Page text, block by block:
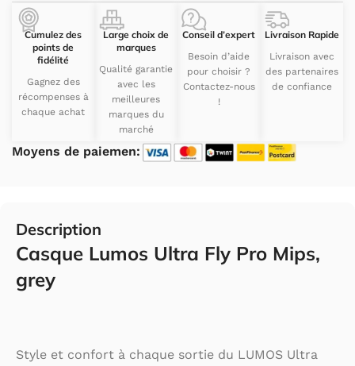
Cumulez des
points de
fidélité
Gagnez des
récompenses à
chaque achat
Large choix de
marques
Qualité garantie
avec les
meilleures
marques du
marché
Conseil d’expert
Besoin d’aide
pour choisir ?
Contactez-nous
!
Livraison Rapide
Livraison avec
des partenaires
de confiance
Moyens de paiemen:
Description
Casque Lumos Ultra Fly Pro Mips,
grey
Style et confort à chaque sortie du LUMOS Ultra